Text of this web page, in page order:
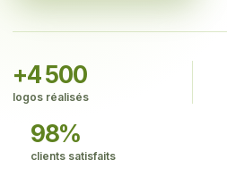
+4 500
logos réalisés
98%
clients satisfaits